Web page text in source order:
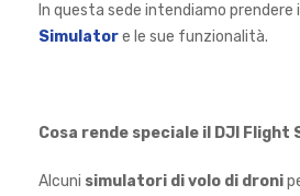
In questa sede intendiamo prendere
Simulatore le sue funzionalità.
Cosa rende speciale il DJI Flight
Alcuni simulatori di volo di droni